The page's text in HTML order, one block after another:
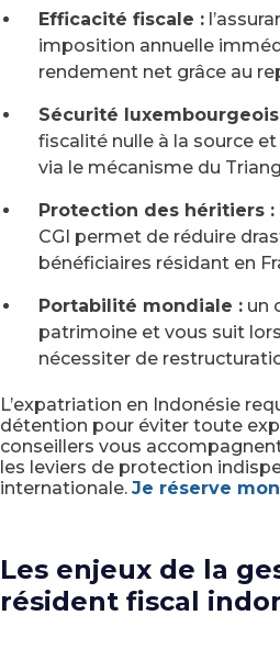
Efficacité fiscale :
imposition annuelle
rendement net grâce au
Sécurité
fiscalité nulle à la source
via le mécanisme du
Protection des héritiers :
CGI permet de réduire
bénéficiaires résidant en
Portabilité mondiale :un
patrimoine et vous suit
nécessiter de
L’expatriation en Indonésie
détention pour éviter toute
conseillers vous
les leviers de protection
internationale. Je réserve
Les enjeux de la
résident fiscal